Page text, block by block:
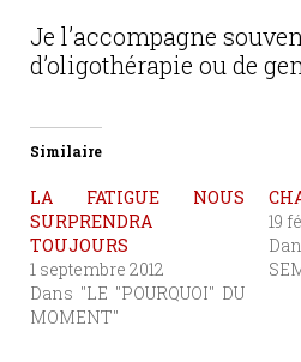
Je l’accompagne
d’oligothérapie ou de
Similaire
LA FATIGUE NOUS
SURPRENDRA
TOUJOURS
1 septembre 2012
Dans "LE "POURQUOI" DU
MOMENT"
19